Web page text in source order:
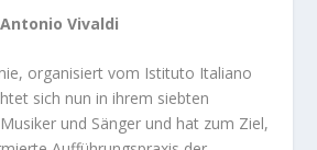
Vivaldi
organisiert vom Istituto Italiano
sich nun in ihrem siebten
und Sänger und hat zum Ziel,